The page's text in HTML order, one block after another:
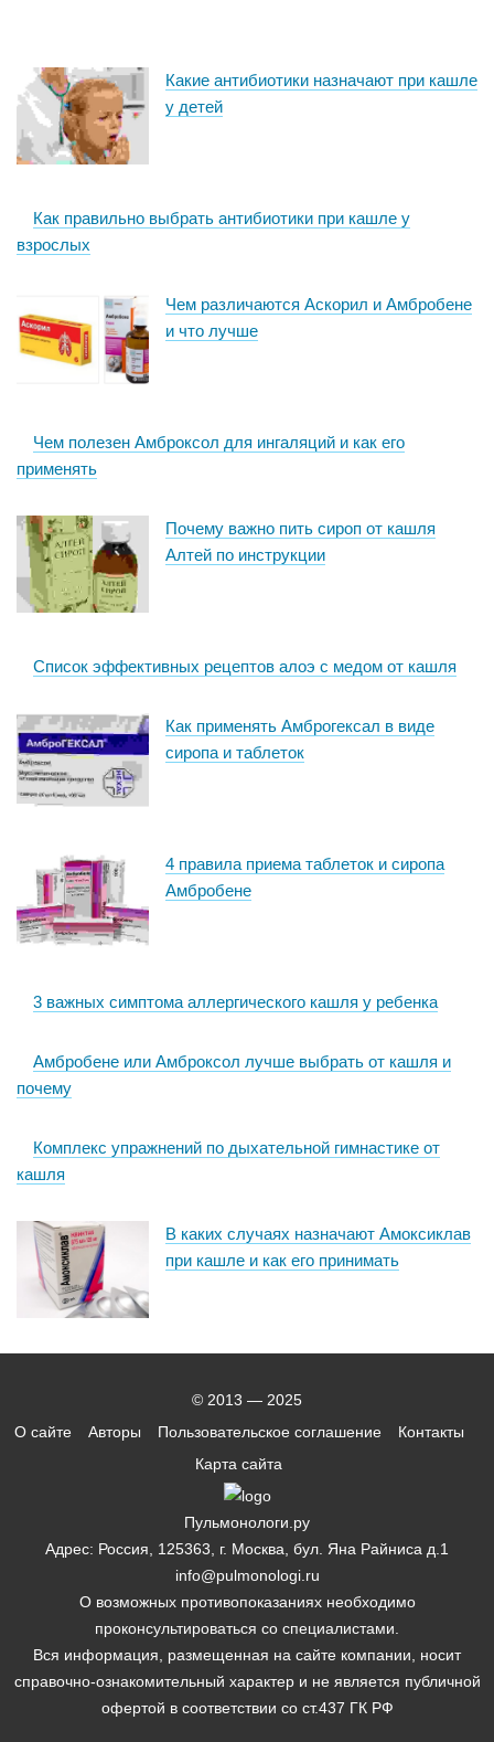
Какие антибиотики назначают при кашле
у детей
Как правильно выбрать антибиотики при кашле у
взрослых
Чем различаются Аскорил и Амбробене
и что лучше
Чем полезен Амброксол для ингаляций и как его
применять
Почему важно пить сироп от кашля
Алтей по инструкции
Список эффективных рецептов алоэ с медом от кашля
Как применять Амброгексал в виде
сиропа и таблеток
4 правила приема таблеток и сиропа
Амбробене
3 важных симптома аллергического кашля у ребенка
Амбробене или Амброксол лучше выбрать от кашля и
почему
Комплекс упражнений по дыхательной гимнастике от
кашля
В каких случаях назначают Амоксиклав
при кашле и как его принимать
© 2013 — 2025
О сайте
Авторы Пользовательское соглашение
Контакты
Карта сайта
Пульмонологи.ру
Адрес: Россия, 125363, г. Москва, бул. Яна Райниса д.1
info@pulmonologi.ru
О возможных противопоказаниях необходимо
проконсультироваться со специалистами.
Вся информация, размещенная на сайте компании, носит
справочно-ознакомительный характер и не является публичной
офертой в соответствии со ст.437 ГК РФ